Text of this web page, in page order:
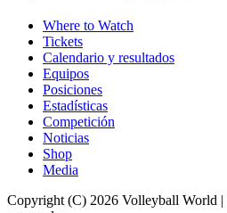
Where to Watch
Tickets
Calendario y resultados
Equipos
Posiciones
Estadísticas
Competición
Noticias
Shop
Media
Copyright (C) 2026 Volleyball World |